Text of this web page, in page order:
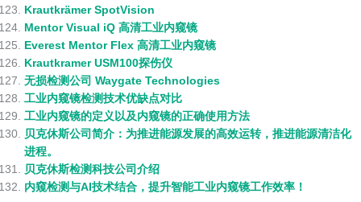
Krautkrämer SpotVision
Mentor Visual iQ 高清工业内窥镜
Everest Mentor Flex 高清工业内窥镜
Krautkramer USM100探伤仪
无损检测公司 Waygate Technologies
工业内窥镜检测技术优缺点对比
工业内窥镜的定义以及内窥镜的正确使用方法
贝克休斯公司简介：为推进能源发展的高效运转，推进能源清洁化
进程。
贝克休斯检测科技公司介绍
内窥检测与AI技术结合，提升智能工业内窥镜工作效率！